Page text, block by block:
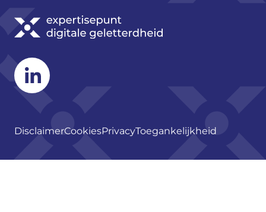
Linkedin
DisclaimerCookiesPrivacyToegankelijkheid